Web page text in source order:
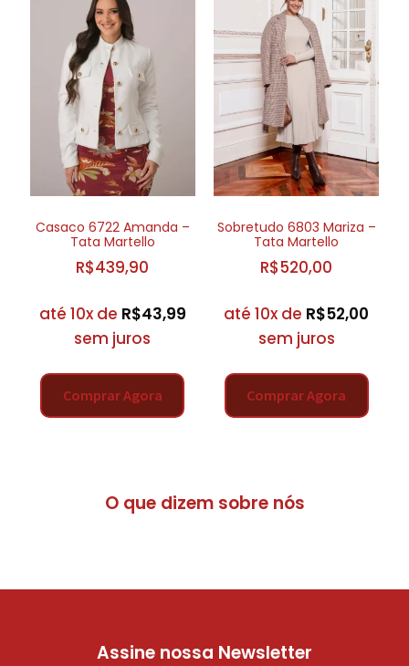
Casaco 6722 Amanda –
Tata Martello
R$439,90
até 10x de R$43,99
sem juros
Comprar Agora
Sobretudo 6803 Mariza –
Tata Martello
R$520,00
até 10x de R$52,00
sem juros
Comprar Agora
O que dizem sobre nós
Assine nossa Newsletter